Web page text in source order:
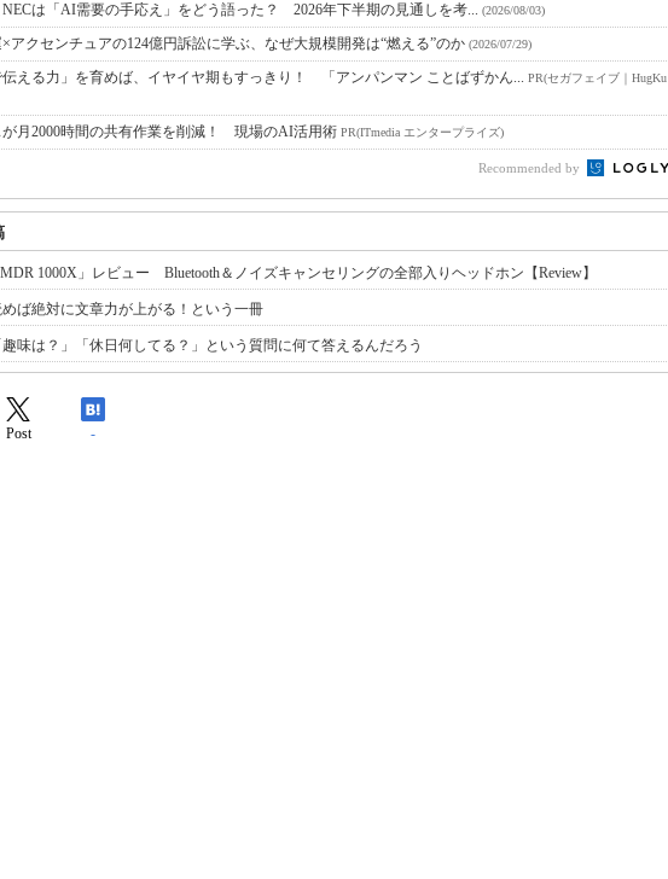
は「AI需要の手応え」をどう語った？ 2026年下半期の見通しを考... (2026/08/03)
×アクセンチュアの124億円訴訟に学ぶ、なぜ大規模開発は“燃える”のか (2026/07/29)
伝える力」を育めば、イヤイヤ期もすっきり！ 「アンパンマン ことばずかん... PR(セガフェイブ｜HugKu
が月2000時間の共有作業を削減！ 現場のAI活用術 PR(ITmedia エンタープライズ)
Recommended by
1000X」レビュー Bluetooth＆ノイズキャンセリングの全部入りヘッドホン【Review】
ば絶対に文章力が上がる！という一冊
味は？」「休日何してる？」という質問に何て答えるんだろう
Post -